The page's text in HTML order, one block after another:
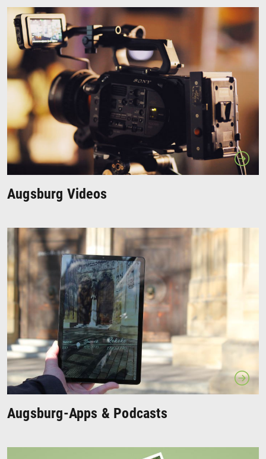
Augsburg Videos
Augsburg-Apps & Podcasts